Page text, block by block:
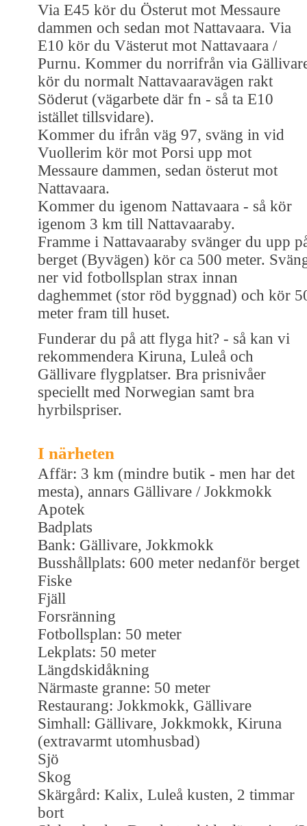
Via E45 kör du Österut mot Messaure
dammen och sedan mot Nattavaara. Via
E10 kör du Västerut mot Nattavaara /
Purnu. Kommer du norrifrån via
kör du normalt Nattavaaravägen rakt
Söderut (vägarbete där fn - så ta E10
istället tillsvidare).
Kommer du ifrån väg 97, sväng in vid
Vuollerim kör mot Porsi upp mot
Messaure dammen, sedan österut mot
Nattavaara.
Kommer du igenom Nattavaara - så kör
igenom 3 km till Nattavaaraby.
Framme i Nattavaaraby svänger du upp
berget (Byvägen) kör ca 500 meter.
ner vid fotbollsplan strax innan
daghemmet (stor röd byggnad) och kör
meter fram till huset.
Funderar du på att flyga hit? - så kan vi
rekommendera Kiruna, Luleå och
Gällivare flygplatser. Bra prisnivåer
speciellt med Norwegian samt bra
hyrbilspriser.
I närheten
Affär: 3 km (mindre butik - men har det
mesta), annars Gällivare / Jokkmokk
Apotek
Badplats
Bank: Gällivare, Jokkmokk
Busshållplats: 600 meter nedanför berget
Fiske
Fjäll
Forsränning
Fotbollsplan: 50 meter
Lekplats: 50 meter
Längdskidåkning
Närmaste granne: 50 meter
Restaurang: Jokkmokk, Gällivare
Simhall: Gällivare, Jokkmokk, Kiruna
(extravarmt utomhusbad)
Sjö
Skog
Skärgård: Kalix, Luleå kusten, 2 timmar
bort